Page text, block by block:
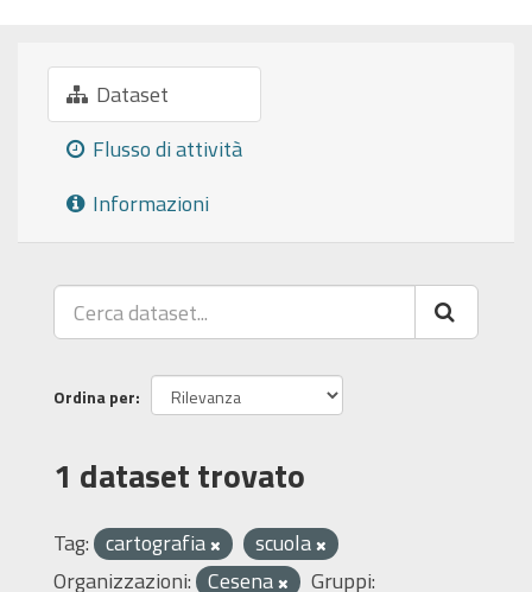
Dataset
Flusso di attività
Informazioni
Ordina per
1 dataset trovato
Tag: cartografia
scuola
Organizzazioni: Cesena
Gruppi: